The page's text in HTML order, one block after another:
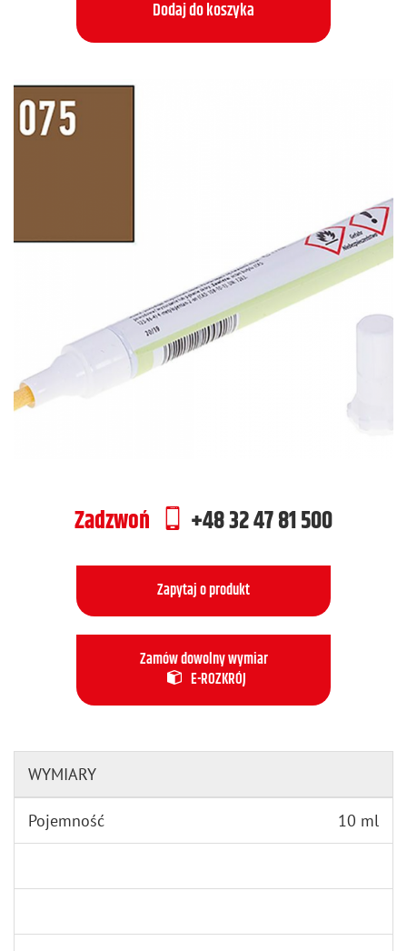
Dodaj do koszyka
Zadzwoń +48 32 47 81 500
Zapytaj o produkt
Zamów dowolny wymiar
E-ROZKRÓJ
WYMIARY
Pojemność 10 ml